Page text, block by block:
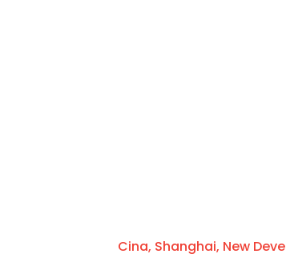
Cina, Shanghai, New